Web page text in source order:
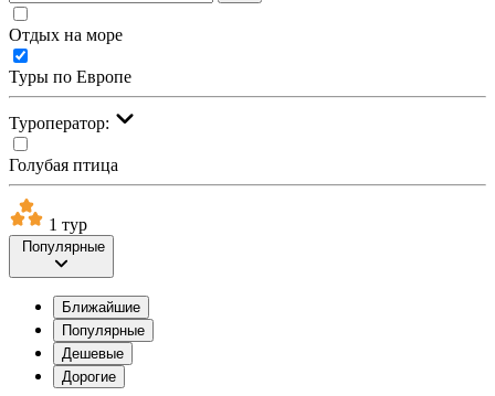
Отдых на море
Туры по Европе
Туроператор:
Голубая птица
1 тур
Популярные
Ближайшие
Популярные
Дешевые
Дорогие